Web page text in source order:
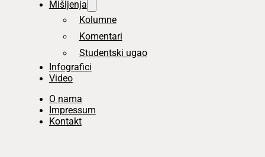
Mišljenja
Kolumne
Komentari
Studentski ugao
Infografici
Video
O nama
Impressum
Kontakt